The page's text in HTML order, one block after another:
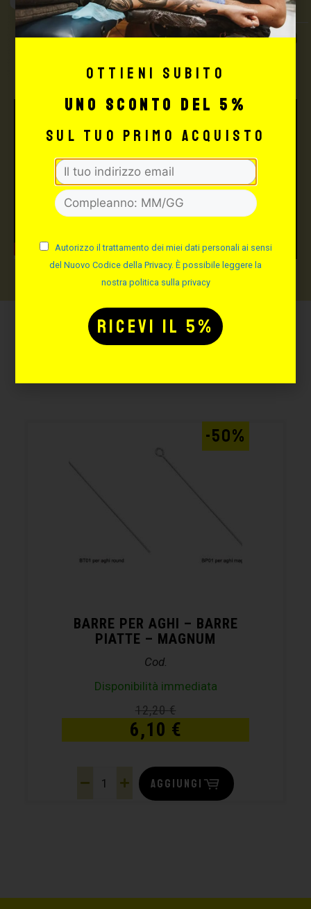
Tattoo Supply
TUTTO PER IL TUO
Potrebbe interessarti
BARRE PER AGHI – BARRE
PIATTE – MAGNUM
Cod.
Disponibilità immediata
12,20€
6,10 €
-50%
AGGIUNGI
Ottieni subito
uno sconto del 5%
sul tuo primo acquisto
Autorizzo il trattamento dei miei dati personali ai sensi
del Nuovo Codice della Privacy. È possibile leggere la
nostra politica sulla privacy